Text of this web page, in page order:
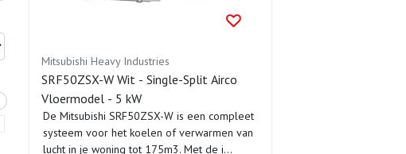
Mitsubishi Heavy Industries
SRF50ZSX-W Wit - Single-Split Airco
Vloermodel - 5 kW
De Mitsubishi SRF50ZSX-W is een compleet
systeem voor het koelen of verwarmen van
lucht in je woning tot 175m3. Met de i...